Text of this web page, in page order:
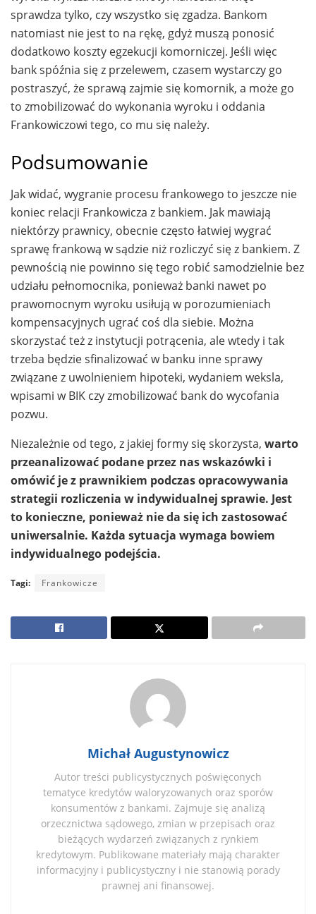
sprawdza tylko, czy wszystko się zgadza. Bankom
natomiast nie jest to na rękę, gdyż muszą ponosić
dodatkowo koszty egzekucji komorniczej. Jeśli więc
bank spóźnia się z przelewem, czasem wystarczy go
postraszyć, że sprawą zajmie się komornik, a może go
to zmobilizować do wykonania wyroku i oddania
Frankowiczowi tego, co mu się należy.
Podsumowanie
Jak widać, wygranie procesu frankowego to jeszcze nie
koniec relacji Frankowicza z bankiem. Jak mawiają
niektórzy prawnicy, obecnie często łatwiej wygrać
sprawę frankową w sądzie niż rozliczyć się z bankiem. Z
pewnością nie powinno się tego robić samodzielnie bez
udziału pełnomocnika, ponieważ banki nawet po
prawomocnym wyroku usiłują w porozumieniach
kompensacyjnych ugrać coś dla siebie. Można
skorzystać też z instytucji potrącenia, ale wtedy i tak
trzeba będzie sfinalizować w banku inne sprawy
związane z uwolnieniem hipoteki, wydaniem weksla,
wpisami w BIK czy zmobilizować bank do wycofania
pozwu.
Niezależnie od tego, z jakiej formy się skorzysta, warto
przeanalizować podane przez nas wskazówki i
omówić je z prawnikiem podczas opracowywania
strategii rozliczenia w indywidualnej sprawie. Jest
to konieczne, ponieważ nie da się ich zastosować
uniwersalnie. Każda sytuacja wymaga bowiem
indywidualnego podejścia.
Tagi: Frankowicze
Michał Augustynowicz
Autor treści publicystycznych poświęconych
tematyce kredytów waloryzowanych oraz sporów
konsumentów z bankami. Zajmuje się analizą
orzecznictwa sądowego, zmian w przepisach oraz
bieżących wydarzeń związanych z rynkiem
kredytowym. Publikowane materiały mają charakter
informacyjny i publicystyczny i nie stanowią porady
prawnej ani finansowej.